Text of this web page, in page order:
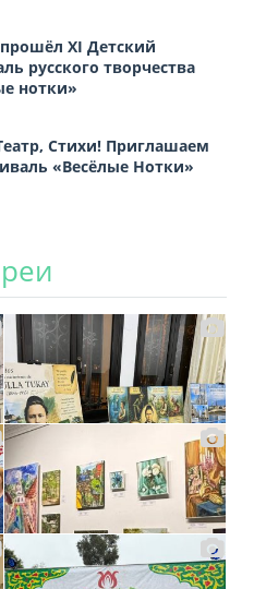
XI Детский
русского творчества
нотки»
Стихи! Приглашаем
«Весёлые Нотки»